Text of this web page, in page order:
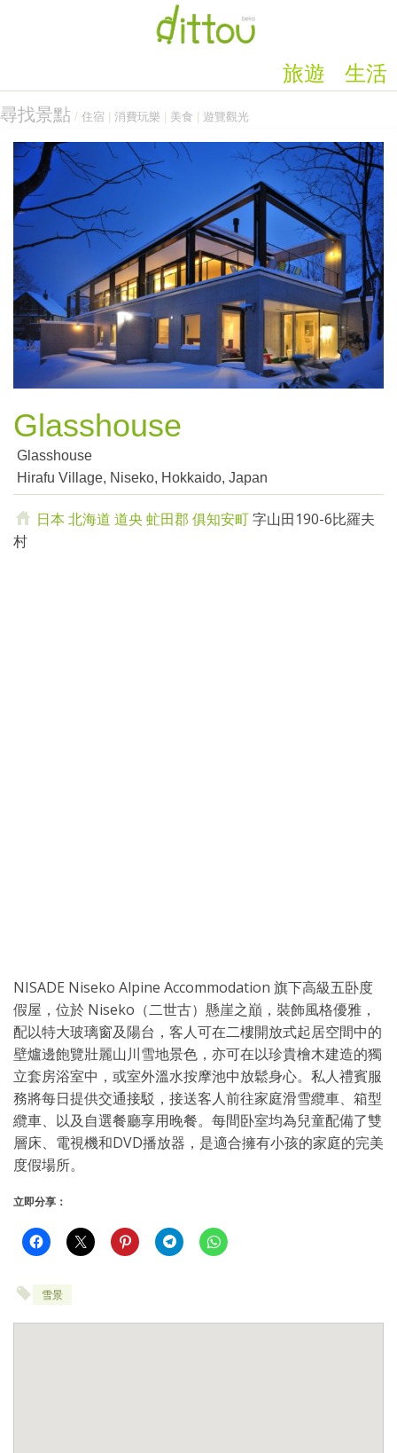
生活
旅遊
尋找景點 / 住宿 消費玩樂 美食 遊覽觀光
Glasshouse
Glasshouse
Hirafu Village, Niseko, Hokkaido, Japan
日本 北海道 道央 虻田郡 俱知安町字山田190-6比羅夫
村
NISADE Niseko Alpine Accommodation 旗下高級五卧度
假屋，位於 Niseko（二世古）懸崖之巔，裝飾風格優雅，
配以特大玻璃窗及陽台，客人可在二樓開放式起居空間中的
壁爐邊飽覽壯麗山川雪地景色，亦可在以珍貴檜木建造的獨
立套房浴室中，或室外溫水按摩池中放鬆身心。私人禮賓服
務將每日提供交通接駁，接送客人前往家庭滑雪纜車、箱型
纜車、以及自選餐廳享用晚餐。每間卧室均為兒童配備了雙
層床、電視機和DVD播放器，是適合擁有小孩的家庭的完美
度假場所。
立即分享：
雪景